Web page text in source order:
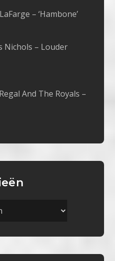
– ‘Hambone’
Nichols – Louder
And The Royals –